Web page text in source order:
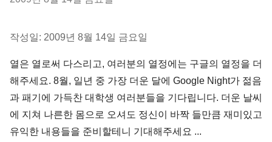
작성일: 2009년 8월 14일 금요일
열은 열로써 다스리고, 여러분의 열정에는 구글의 열정을 더
해주세요. 8월, 일년 중 가장 더운 달에 Google Night가 젊음
과 패기에 가득찬 대학생 여러분들을 기다립니다. 더운 날씨
에 지쳐 나른한 몸으로 오셔도 정신이 바짝 들만큼 재미있고
유익한 내용들을 준비할테니 기대해주세요 ...